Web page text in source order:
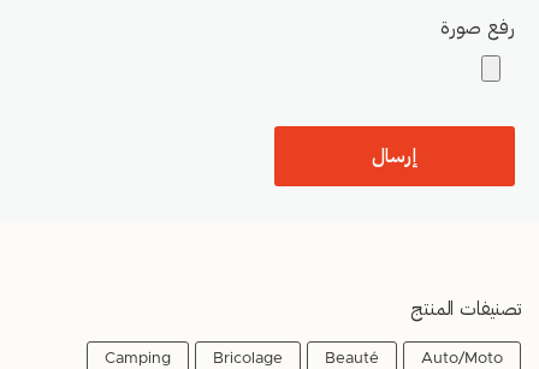
رفع صورة
تصنيفات المنتج
Auto/Moto
Beauté
Bricolage
Camping